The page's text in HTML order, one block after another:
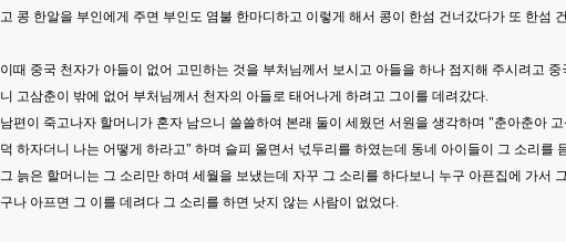
고 콩 한알을 부인에게 주면 부인도 염불 한마디하고 이렇게 해서 콩이 한섬 건너갔다가 또 한섬
이때 중국 천자가 아들이 없어 고민하는 것을 부처님께서 보시고 아들을 하나 점지해 주시려고
니 고삼춘이 밖에 없어 부처님께서 천자의 아들로 태어나게 하려고 그이를 데려갔다.
남편이 죽고나자 할머니가 혼자 남으니 쓸쓸하여 본래 둘이 세웠던 서원을 생각하며 "춘아춘아
덕 하자더니 나는 어떻게 하라고" 하며 슬피 울면서 넋두리를 하였는데 동네 아이들이 그 소리를
그 늙은 할머니는 그 소리만 하며 세월을 보냈는데 자꾸 그 소리를 하다보니 누구 아픈집에 가서
구나 아프면 그 이를 데려다 그 소리를 하면 낫지 않는 사람이 없었다.